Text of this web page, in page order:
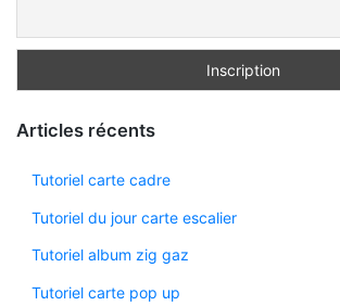
Articles récents
Tutoriel carte cadre
Tutoriel du jour carte escalier
Tutoriel album zig gaz
Tutoriel carte pop up